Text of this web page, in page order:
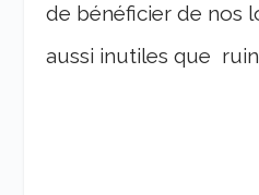
de bénéficier de nos
aussi inutiles que